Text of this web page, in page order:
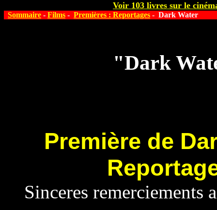
Voir 103 livres sur le
Sommaire - Films - Premières : Reportages - Dark Water
"Dark
Première de
Sinceres remerciements